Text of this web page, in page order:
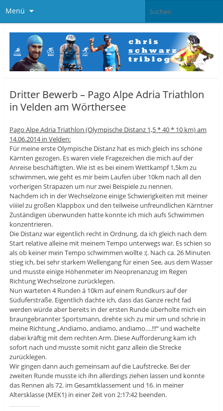
Menü
Dritter Bewerb – Pago Alpe Adria Triathlon
in Velden am Wörthersee
Pago Alpe Adria Triathlon (Olympische Distanz 1,5 * 40 * 10 km) am
14.06.2014 in Velden:
Für meine erste Olympische Distanz hat es mich gleich ins schöne
Kärnten gezogen. Es waren viele Fragezeichen die mich auf der
Anreise beschäftigten. Wie ist es bei einem Wettkampf 1,5km zu
schwimmen, wie geht es mir beim Laufen über 10km nach all den
vorherigen Strapazen um nur zwei Beispiele zu nennen.
Nachdem ich in der Wechselzone einige Schwierigkeiten mit meiner
viiiiel zu großen Klappbox und den teilweise unfreundlichen Kärntner
Zuständigen überwunden hatte konnte ich mich aufs Schwimmen
konzentrieren.
Die Distanz war eigentlich recht in Ordnung, da ich gleich nach dem
Start relative alleine mit meinem Tempo unterwegs war. Es schien so
als ob keiner mein Tempo schwimmen wollte :(. Nach ca. 26 Minuten
stieg ich, bei sehr starkem Wellengang für einen See, aus dem Wasser
und musste einige Höhenmeter im Neoprenanzug im Regen
Richtung Wechselzone zurücklegen.
Nun warteten 4 Runden á 10km auf einem Rundkurs auf der
Süduferstraße. Eigentlich dachte ich, dass das Ganze recht fad
werden würde aber bereits in der ersten Runde überholte mich ein
braungebrannter Sportsmann, drehte sich zu mir um und schrie in
meine Richtung „Andiamo, andiamo, andiamo….!!!“ und wachelte
dabei kräftig mit dem rechten Arm. Diese Aufforderung kam ich
sofort nach und musste somit nicht ganz allein die Strecke
zurücklegen.
Wir gingen dann auch gemeinsam auf die Laufstrecke. Bei der
zweiten Runde musste ich ihn allerdings ziehen lassen und konnte
das Rennen als 72. im Gesamtklassement und 16. in meiner
Altersklasse (MEK1) in einer Zeit von 2:17:42 beenden.